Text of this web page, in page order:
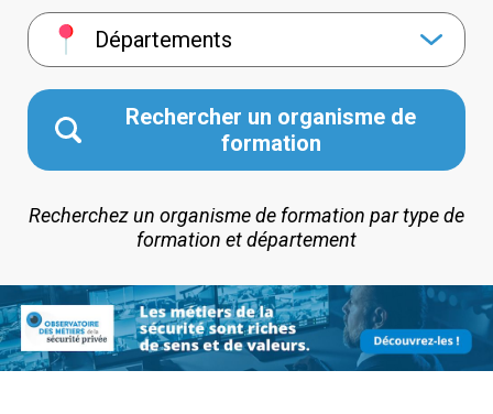
Départements
Rechercher un organisme de
formation
Recherchez un organisme de formation par type de
formation et département